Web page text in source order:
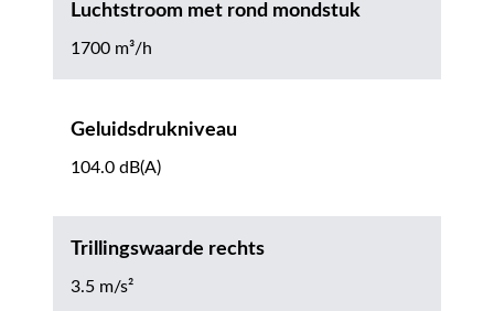
Luchtstroom met rond mondstuk
1700 m³/h
Geluidsdrukniveau
104.0 dB(A)
Trillingswaarde rechts
3.5 m/s²